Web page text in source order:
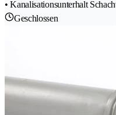
• Kanalisationsunterhalt
Geschlossen